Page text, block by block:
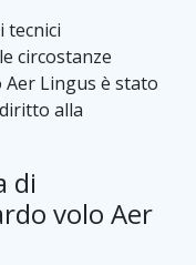
tecnici
circostanze
Aer Lingus è stato
alla
di
volo Aer